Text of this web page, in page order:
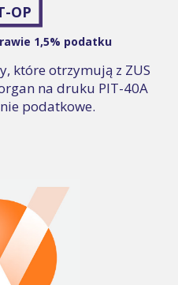
OP
1,5% podatku
które otrzymują z ZUS
na druku PIT-40A
podatkowe.